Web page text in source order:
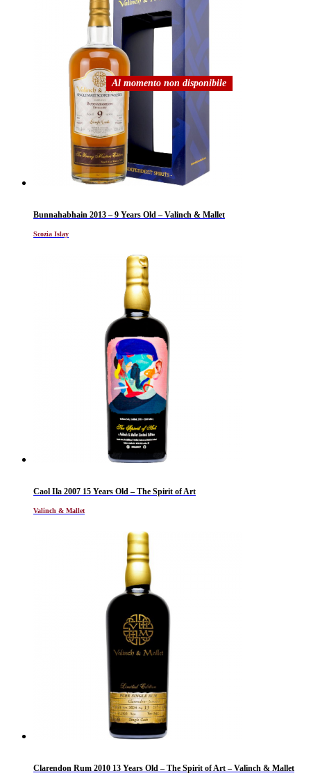
Al momento non disponibile
Bunnahabhain 2013 – 9 Years Old – Valinch & Mallet
Scozia Islay
Caol Ila 2007 15 Years Old – The Spirit of Art
Valinch & Mallet
Clarendon Rum 2010 13 Years Old – The Spirit of Art – Valinch & Mallet